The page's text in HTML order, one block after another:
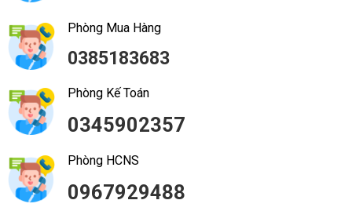
Phòng Mua Hàng
0385183683
Phòng Kế Toán
0345902357
Phòng HCNS
0967929488